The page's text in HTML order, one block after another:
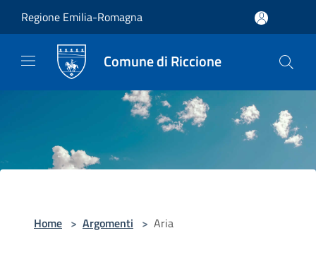
Regione Emilia-Romagna
Comune di Riccione
Home > Argomenti > Aria